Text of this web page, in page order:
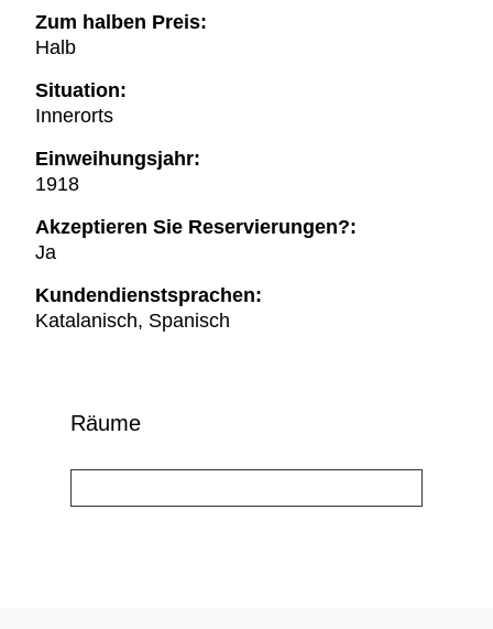
Zum halben Preis:
Halb
Situation:
Innerorts
Einweihungsjahr:
1918
Akzeptieren Sie Reservierungen?:
Ja
Kundendienstsprachen:
Katalanisch, Spanisch
Räume